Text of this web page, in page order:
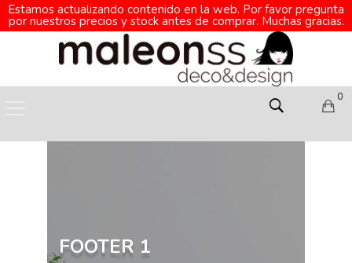
Estamos actualizando contenido en la web. Por favor pregunta
por nuestros precios y stock antes de comprar. Muchas gracias.
0
FOOTER 1